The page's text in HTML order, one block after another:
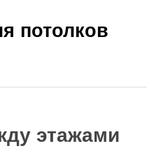
потолков
этажами